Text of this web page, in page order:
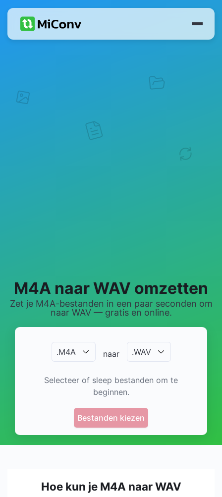
M4A naar WAV omzetten
Zet je M4A-bestanden in een paar seconden om
naar WAV — gratis en online.
.M4A naar .WAV
Selecteer of sleep bestanden om te
beginnen.
Bestanden kiezen
Hoe kun je M4A naar WAV